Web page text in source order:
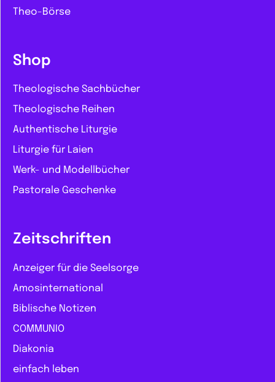
Theo-Börse
Shop
Theologische Sachbücher
Theologische Reihen
Authentische Liturgie
Liturgie für Laien
Werk- und Modellbücher
Pastorale Geschenke
Zeitschriften
Anzeiger für die Seelsorge
Amosinternational
Biblische Notizen
COMMUNIO
Diakonia
einfach leben